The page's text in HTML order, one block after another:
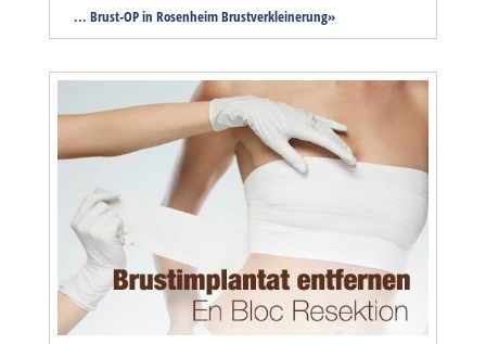
... Brust-OP in Rosenheim Brustverkleinerung»